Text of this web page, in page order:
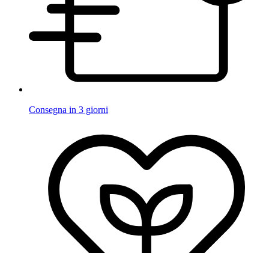
Consegna in 3 giorni